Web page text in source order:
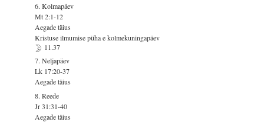
6. Kolmapäev
Mt 2:1-12
Aegade täius
Kristuse ilmumise püha e kolmekuningapäev
11.37
7. Neljapäev
Lk 17:20-37
Aegade täius
8. Reede
Jr 31:31-40
Aegade täius